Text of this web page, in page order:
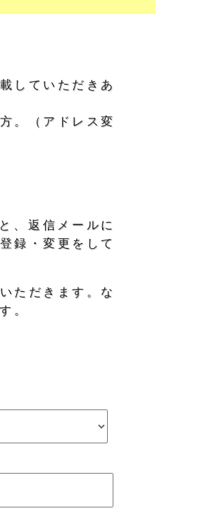
していただきあ
。（アドレス変
、返信メールに
録・変更をして
ただきます。な
。